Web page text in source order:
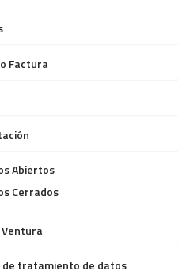
Factura
Abiertos
Cerrados
Ventura
de tratamiento de datos